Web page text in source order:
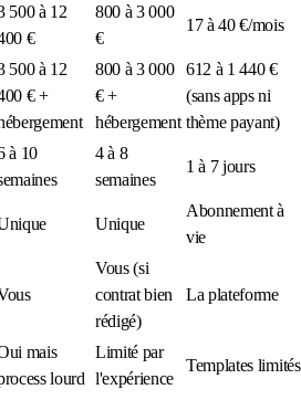
500 à 12
€
800 à 3 000
€
17 à 40 €/mois
500 à 12
€ +
800 à 3 000
€ +
hébergement
612 à 1 440 €
(sans apps ni
thème payant)
à 10
4 à 8
semaines
1 à 7 jours
Unique
Abonnement à
vie
Vous (si
contrat bien
rédigé)
La plateforme
mais
lourd
Limité par
l'expérience
Templates limités